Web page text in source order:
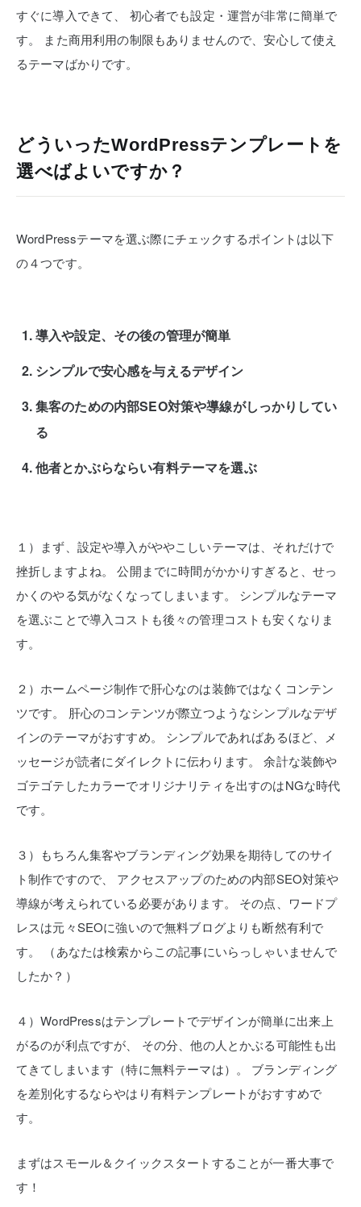
すぐに導入できて、
初心者でも設定・運営が非常に簡単で
す。
また商用利用の制限もありませんので、安心して使え
るテーマばかりです。
どういったWordPressテンプレートを
選べばよいですか？
WordPressテーマを選ぶ際にチェックするポイントは以下
の４つです。
導入や設定、その後の管理が簡単
シンプルで安心感を与えるデザイン
集客のための内部SEO対策や導線がしっかりしてい
る
他者とかぶらならい有料テーマを選ぶ
１）まず、設定や導入がややこしいテーマは、それだけで
挫折しますよね。
公開までに時間がかかりすぎると、せっ
かくのやる気がなくなってしまいます。
シンプルなテーマ
を選ぶことで導入コストも後々の管理コストも安くなりま
す。
２）ホームページ制作で肝心なのは装飾ではなくコンテン
ツです。
肝心のコンテンツが際立つようなシンプルなデザ
インのテーマがおすすめ。
シンプルであればあるほど、メ
ッセージが読者にダイレクトに伝わります。
余計な装飾や
ゴテゴテしたカラーでオリジナリティを出すのはNGな時代
です。
３）もちろん集客やブランディング効果を期待してのサイ
ト制作ですので、
アクセスアップのための内部SEO対策や
導線が考えられている必要があります。
その点、ワードプ
レスは元々SEOに強いので無料ブログよりも断然有利で
す。
（あなたは検索からこの記事にいらっしゃいませんで
したか？）
４）WordPressはテンプレートでデザインが簡単に出来上
がるのが利点ですが、
その分、他の人とかぶる可能性も出
てきてしまいます（特に無料テーマは）。
ブランディング
を差別化するならやはり有料テンプレートがおすすめで
す。
まずはスモール＆クイックスタートすることが一番大事で
す！